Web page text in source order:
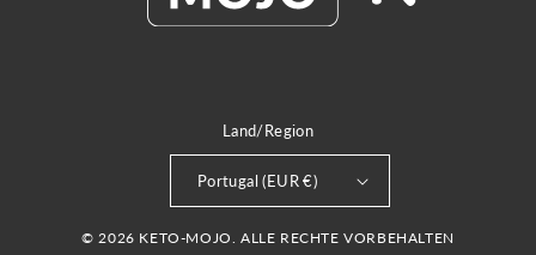
Land/Region
Portugal (EUR €)
© 2026 KETO-MOJO. ALLE RECHTE VORBEHALTEN